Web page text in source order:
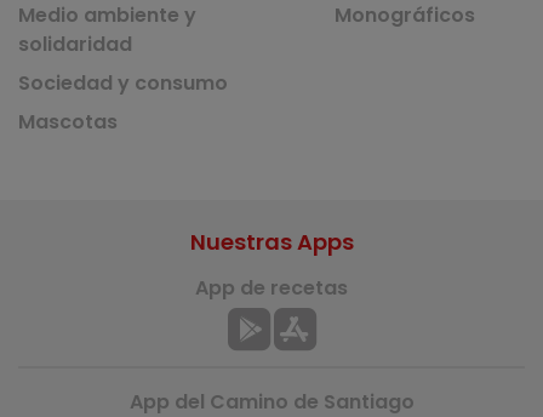
Medio ambiente y
solidaridad
Sociedad y consumo
Mascotas
Monográficos
Nuestras Apps
App de recetas
App del Camino de Santiago